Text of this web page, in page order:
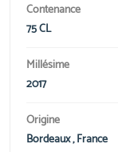
Contenance
75 CL
Millésime
2017
Origine
Bordeaux , France